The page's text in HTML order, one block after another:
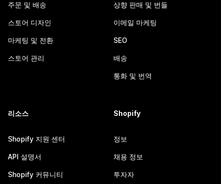
주문 및 배송
스토어 디자인
마케팅 및 전환
스토어 관리
상향 판매 및 번들
이메일 마케팅
SEO
배송
통화 및 번역
리소스
Shopify 지원 센터
API 설명서
Shopify 커뮤니티
Shopify
정보
채용 정보
투자자